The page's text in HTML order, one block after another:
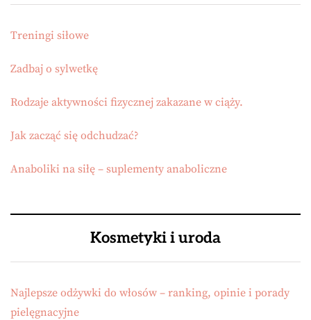
Treningi siłowe
Zadbaj o sylwetkę
Rodzaje aktywności fizycznej zakazane w ciąży.
Jak zacząć się odchudzać?
Anaboliki na siłę – suplementy anaboliczne
Kosmetyki i uroda
Najlepsze odżywki do włosów – ranking, opinie i porady
pielęgnacyjne